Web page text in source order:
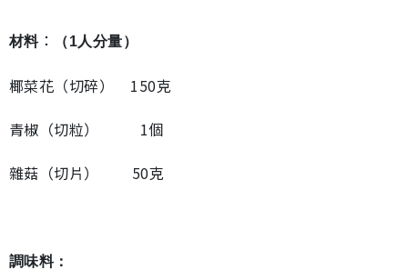
材料： （1人分量）
椰菜花（切碎） 150克
青椒（切粒） 1個
雜菇（切片） 50克
調味料：